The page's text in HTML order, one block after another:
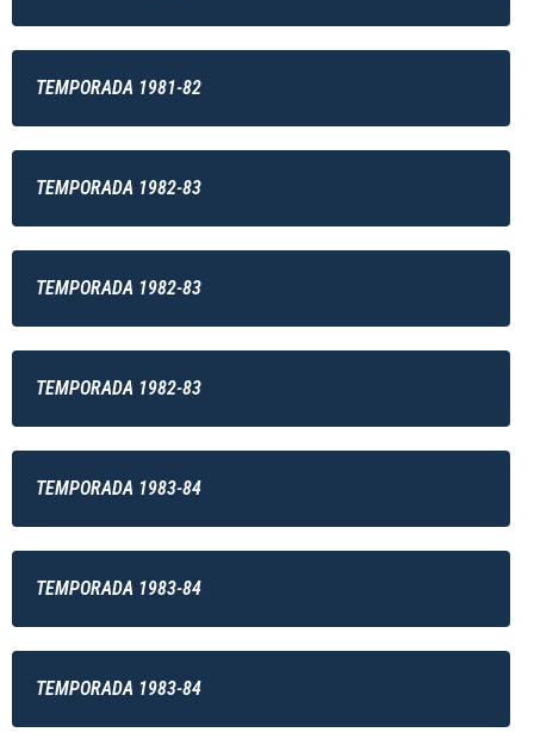
TEMPORADA 1981-82
TEMPORADA 1982-83
TEMPORADA 1982-83
TEMPORADA 1982-83
TEMPORADA 1983-84
TEMPORADA 1983-84
TEMPORADA 1983-84